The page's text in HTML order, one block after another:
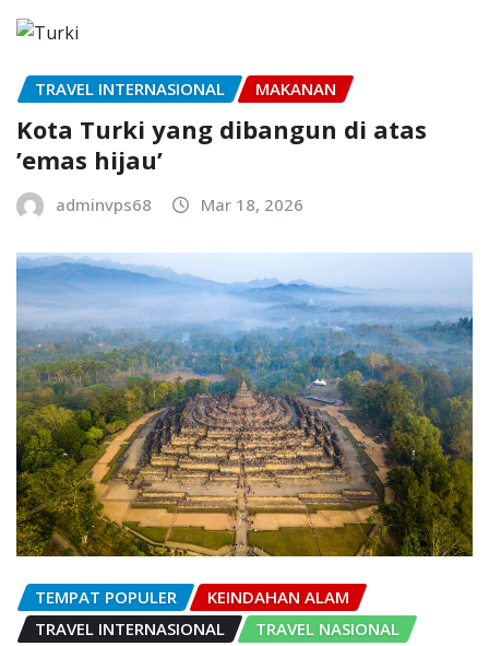
TRAVEL INTERNASIONAL MAKANAN
Kota Turki yang dibangun di atas
’emas hijau’
adminvps68 Mar 18, 2026
TEMPAT POPULER
KEINDAHAN ALAM
TRAVEL INTERNASIONAL
TRAVEL NASIONAL